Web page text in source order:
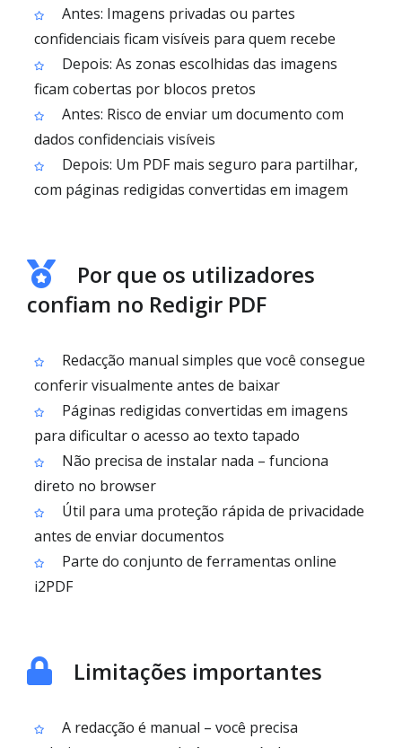
Antes: Imagens privadas ou partes
confidenciais ficam visíveis para quem recebe
Depois: As zonas escolhidas das imagens
ficam cobertas por blocos pretos
Antes: Risco de enviar um documento com
dados confidenciais visíveis
Depois: Um PDF mais seguro para partilhar,
com páginas redigidas convertidas em imagem
Por que os utilizadores
confiam no Redigir PDF
Redacção manual simples que você consegue
conferir visualmente antes de baixar
Páginas redigidas convertidas em imagens
para dificultar o acesso ao texto tapado
Não precisa de instalar nada – funciona
direto no browser
Útil para uma proteção rápida de privacidade
antes de enviar documentos
Parte do conjunto de ferramentas online
i2PDF
Limitações importantes
A redacção é manual – você precisa